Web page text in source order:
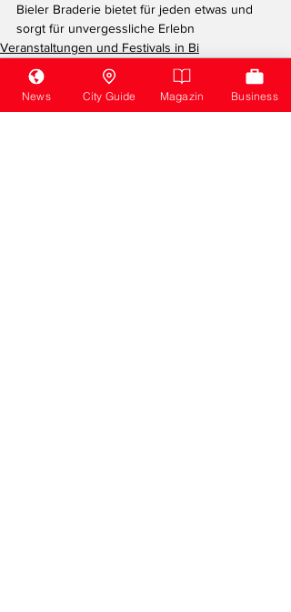
Bieler Braderie bietet für jeden etwas und
sorgt für unvergessliche Erlebn
Veranstaltungen und Festivals in Bi
News City Guide Magazin Business